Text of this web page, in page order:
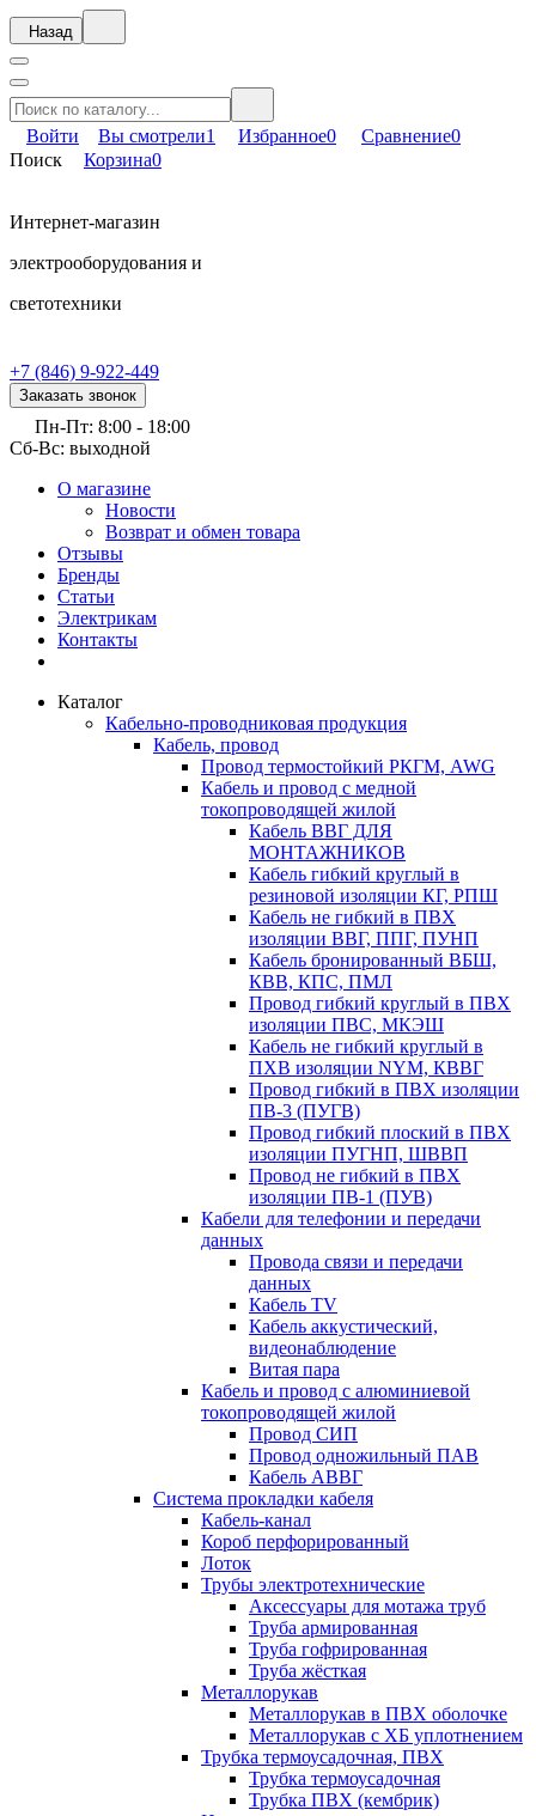
Назад
Войти Вы смотрели1 Избранное0 Сравнение0
Поиск
Корзина0
Интернет-магазин
электрооборудования и
светотехники
+7 (846) 9-922-449
Заказать звонок
Пн-Пт: 8:00 - 18:00
Сб-Вс: выходной
О магазине
Новости
Возврат и обмен товара
Отзывы
Бренды
Статьи
Электрикам
Контакты
Каталог
Кабельно-проводниковая продукция
Кабель, провод
Провод термостойкий РКГМ, AWG
Кабель и провод с медной
токопроводящей жилой
Кабель ВВГ ДЛЯ
МОНТАЖНИКОВ
Кабель гибкий круглый в
резиновой изоляции КГ, РПШ
Кабель не гибкий в ПВХ
изоляции ВВГ, ППГ, ПУНП
Кабель бронированный ВБШ,
КВВ, КПС, ПМЛ
Провод гибкий круглый в ПВХ
изоляции ПВС, МКЭШ
Кабель не гибкий круглый в
ПХВ изоляции NYM, КВВГ
Провод гибкий в ПВХ изоляции
ПВ-3 (ПУГВ)
Провод гибкий плоский в ПВХ
изоляции ПУГНП, ШВВП
Провод не гибкий в ПВХ
изоляции ПВ-1 (ПУВ)
Кабели для телефонии и передачи
данных
Провода связи и передачи
данных
Кабель TV
Кабель аккустический,
видеонаблюдение
Витая пара
Кабель и провод с алюминиевой
токопроводящей жилой
Провод СИП
Провод одножильный ПАВ
Кабель АВВГ
Система прокладки кабеля
Кабель-канал
Короб перфорированный
Лоток
Трубы электротехнические
Аксессуары для мотажа труб
Труба армированная
Труба гофрированная
Труба жёсткая
Металлорукав
Металлорукав в ПВХ оболочке
Металлорукав с ХБ уплотнением
Трубка термоусадочная, ПВХ
Трубка термоусадочная
Трубка ПВХ (кембрик)